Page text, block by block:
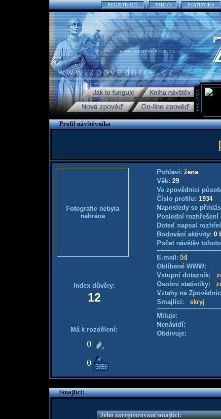
REGISTRACE TABLO STATISTIKA
Profil návštěvníka
Fotografie nebyla
nahrána
Index důvěry:
12
Má k rozdělení:
0
0
Pohlaví: žena
Věk: 29
Ve zpovědnici
Číslo profilu: 1934
Naposledy se
Poslední
Doteď napsal
Bodování aktivity: 0
Počet návštěv
E-mail:
Oblíbené WWW:
Vstupní dotazník:
Osobní statistiky:
Vztahy na
Smajlíci: skryj
Miluje:
Nenávidí:
Obdivuje:
Smajlíci:
Jeho zaregistrovaní smajlíci: